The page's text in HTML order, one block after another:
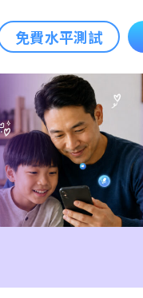
免費水平測試